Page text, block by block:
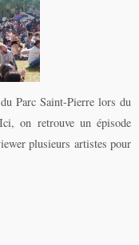
Parc Saint-Pierre lors du
on retrouve un épisode
plusieurs artistes pour